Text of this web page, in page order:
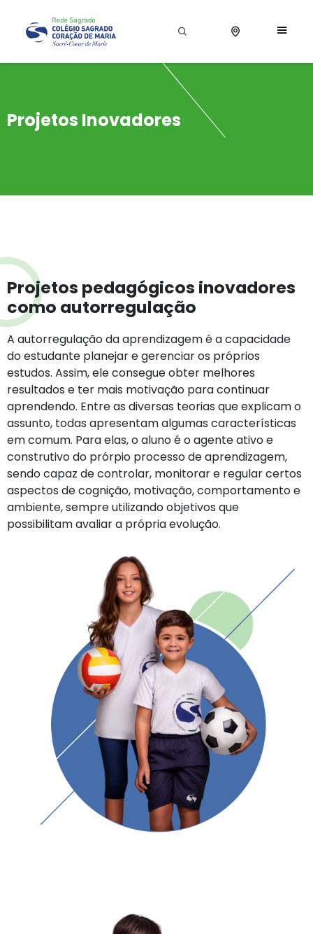
Projetos Inovadores
Projetos pedagógicos inovadores
como autorregulação
A autorregulação da aprendizagem é a capacidade
do estudante planejar e gerenciar os próprios
estudos. Assim, ele consegue obter melhores
resultados e ter mais motivação para continuar
aprendendo. Entre as diversas teorias que explicam o
assunto, todas apresentam algumas características
em comum. Para elas, o aluno é o agente ativo e
construtivo do prórpio processo de aprendizagem,
sendo capaz de controlar, monitorar e regular certos
aspectos de cognição, motivação, comportamento e
ambiente, sempre utilizando objetivos que
possibilitam avaliar a própria evolução.